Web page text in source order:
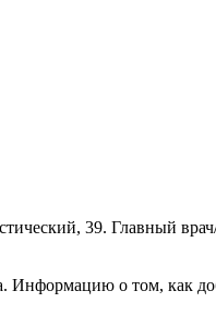
39. Главный
Информацию о том, как